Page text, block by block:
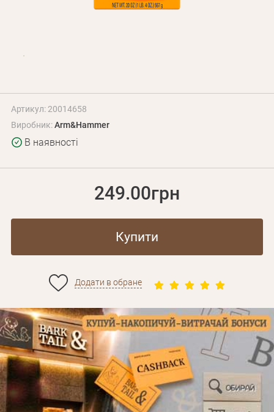
Артикул: 20014658
Виробник:Arm&Hammer
В наявності
249.00грн
Купити
Додати в обране